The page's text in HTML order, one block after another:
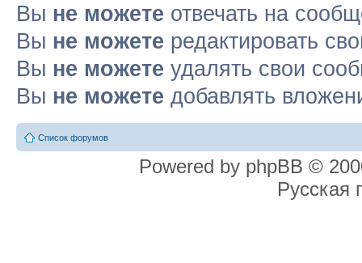
Вы не можете отвечать на
Вы не можете редактировать
Вы не можете удалять свои
Вы не можете добавлять
Список форумов
Powered by phpBB ©
Русская